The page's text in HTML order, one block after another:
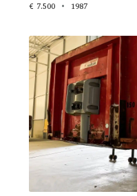
€ 7.500 1987